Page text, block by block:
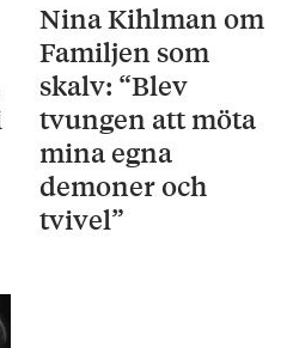
Nina Kihlman om
Familjen som
skalv: “Blev
tvungen att möta
mina egna
demoner och
tvivel”